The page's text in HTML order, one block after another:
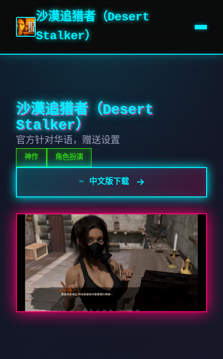
沙漠追猎者（Desert
Stalker）
沙漠追猎者（Desert
Stalker）
官方针对华语，赠送设置
神作 角色扮演
✂️ 中文版下载